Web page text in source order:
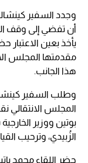
وجدد السفير
أن تفضي إلى وقف
يأخذ بعين
مقدمتها المجلس
هذا الجانب.
وطلب السفير
المجلس الانتقالي
بوتين ووزير
الزُبيدي، وترحيب
حضر اللقاء محمد